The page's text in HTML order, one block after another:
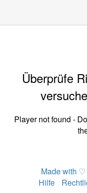
Überprüfe
Player not found -
Made with
Hilfe